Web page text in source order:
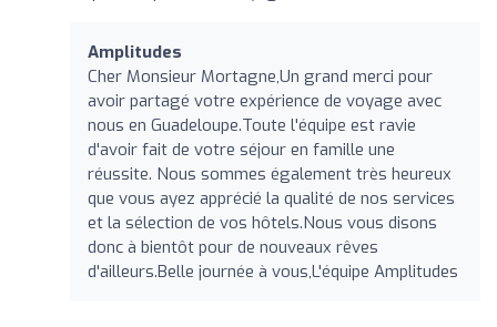
Amplitudes
Cher Monsieur Mortagne,Un grand merci pour
avoir partagé votre expérience de voyage avec
nous en Guadeloupe.Toute l'équipe est ravie
d'avoir fait de votre séjour en famille une
réussite. Nous sommes également très heureux
que vous ayez apprécié la qualité de nos services
et la sélection de vos hôtels.Nous vous disons
donc à bientôt pour de nouveaux rêves
d'ailleurs.Belle journée à vous,L'équipe Amplitudes